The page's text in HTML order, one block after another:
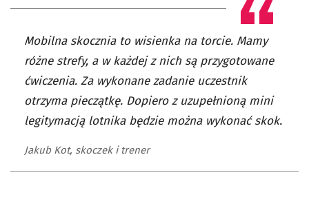
Mobilna skocznia to wisienka na torcie. Mamy
różne strefy, a w każdej z nich są przygotowane
ćwiczenia. Za wykonane zadanie uczestnik
otrzyma pieczątkę. Dopiero z uzupełnioną mini
legitymacją lotnika będzie można wykonać skok.
Jakub Kot, skoczek i trener